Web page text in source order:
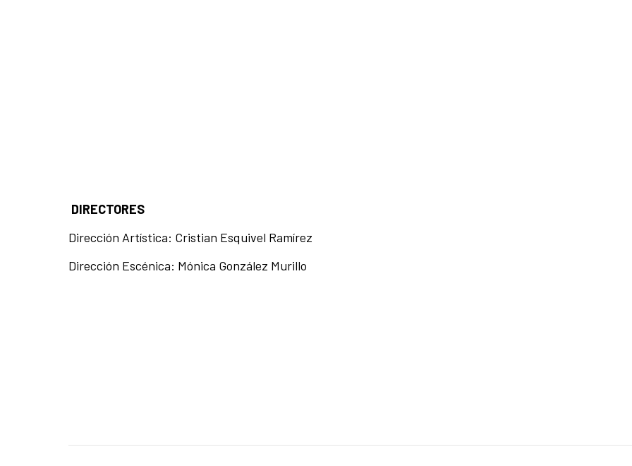
DIRECTORES
Dirección Artística: Cristian Esquivel Ramírez
Dirección Escénica: Mónica González Murillo